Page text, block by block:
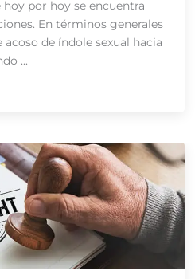
por hoy se encuentra
En términos generales
de índole sexual hacia
...